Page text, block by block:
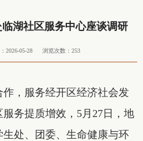
湖社区服务中心座谈调研
2026-05-28 浏览次数： 253
，服务经开区经济社会发
务提质增效，5月27日，地
处、团委、生命健康与环